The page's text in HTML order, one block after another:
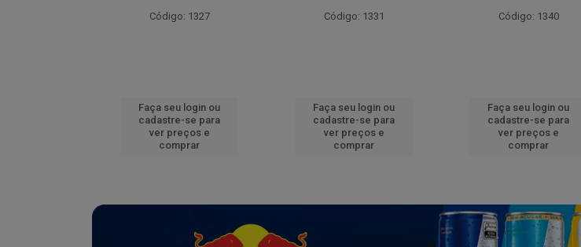
Código: 1327
Faça seu login ou
cadastre-se para
ver preços e
comprar
Código: 1331
Faça seu login ou
cadastre-se para
ver preços e
comprar
Código: 1340
Faça seu login ou
cadastre-se para
ver preços e
comprar